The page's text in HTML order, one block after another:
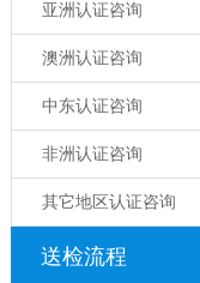
亚洲认证咨询
澳洲认证咨询
中东认证咨询
非洲认证咨询
其它地区认证咨询
送检流程